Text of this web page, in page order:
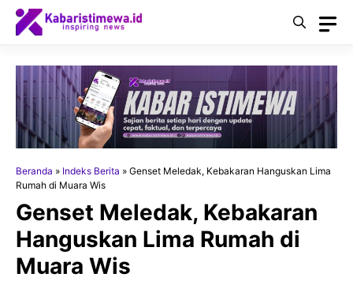
Langsung
Beranda » Indeks Berita » Genset Meledak, Kebakaran Hanguskan Lima
Rumah di Muara Wis
Genset Meledak, Kebakaran
Hanguskan Lima Rumah di
Muara Wis